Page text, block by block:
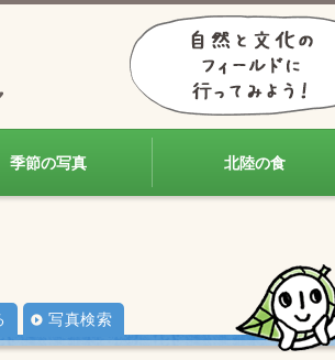
季節の写真 北陸の食
写真検索